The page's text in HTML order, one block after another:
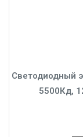
Светодиодный
5500Кд,